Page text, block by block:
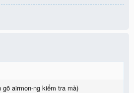
airmon-ng kiểm tra mà)